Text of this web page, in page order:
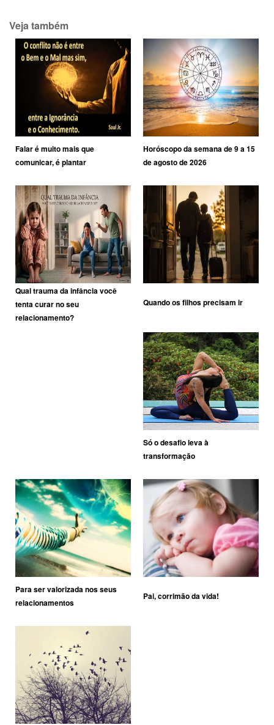
Veja também
Falar é muito mais que
comunicar, é plantar
Horóscopo da semana de 9 a 15
de agosto de 2026
Qual trauma da infância você
tenta curar no seu
relacionamento?
Quando os filhos precisam ir
Só o desafio leva à
transformação
Para ser valorizada nos seus
relacionamentos
Pai, corrimão da vida!